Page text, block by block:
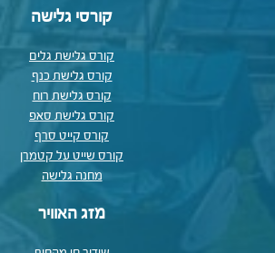
קורסי גלישה
קורס גלישת גלים
קורס גלישת כנף
קורס גלישת רוח
קורס גלישת סאפ
קורס קייט סרף
קורס שייט על קטמרן
מחנה גלישה
מזג האוויר